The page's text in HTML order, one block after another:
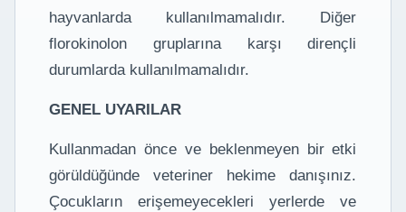
hayvanlarda kullanılmamalıdır. Diğer
florokinolon gruplarına karşı dirençli
durumlarda kullanılmamalıdır.
GENEL UYARILAR
Kullanmadan önce ve beklenmeyen bir etki
görüldüğünde veteriner hekime danışınız.
Çocukların erişemeyecekleri yerlerde ve